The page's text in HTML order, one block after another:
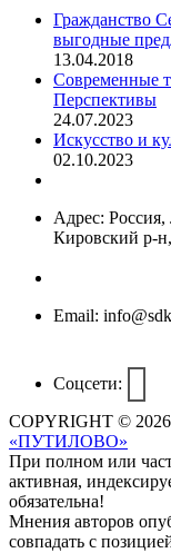
Гражданство
выгодные
13.04.2018
Современные
Перспективы
24.07.2023
Искусство и
02.10.2023
Адрес: Россия,
Кировский р-
Email:
Соцсети:
COPYRIGHT ©
«ПУТИЛОВО»
При полном или
активная,
обязательна!
Мнения авторов
совпадать с